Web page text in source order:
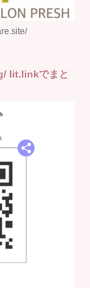
lit.linkでまと